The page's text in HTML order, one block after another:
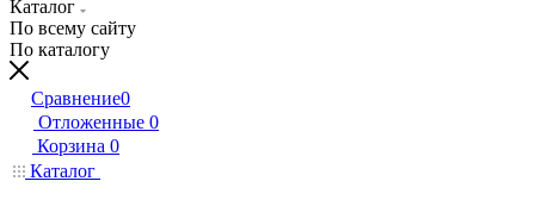
Каталог
По всему сайту
По каталогу
Сравнение0
Отложенные 0
Корзина 0
Каталог